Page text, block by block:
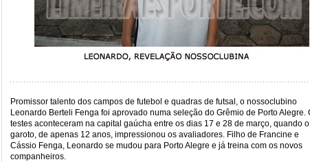
Promissor talento dos campos de futebol e quadras de futsal, o nossoclubino
Leonardo Berteli Fenga foi aprovado numa seleção do Grêmio de Porto Alegre.
testes aconteceram na capital gaúcha entre os dias 17 e 28 de março, quando o
garoto, de apenas 12 anos, impressionou os avaliadores. Filho de Francine e
Cássio Fenga, Leonardo se mudou para Porto Alegre e já treina com os novos
companheiros.